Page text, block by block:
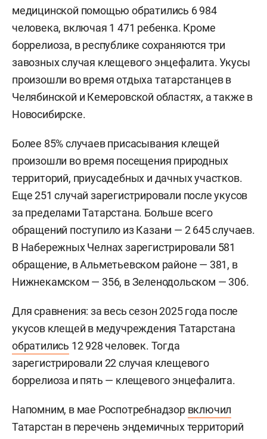
медицинской помощью обратились 6 984
человека, включая 1 471 ребенка. Кроме
боррелиоза, в республике сохраняются три
завозных случая клещевого энцефалита. Укусы
произошли во время отдыха татарстанцев в
Челябинской и Кемеровской областях, а также в
Новосибирске.
Более 85% случаев присасывания клещей
произошли во время посещения природных
территорий, приусадебных и дачных участков.
Еще 251 случай зарегистрировали после укусов
за пределами Татарстана. Больше всего
обращений поступило из Казани — 2 645 случаев.
В Набережных Челнах зарегистрировали 581
обращение, в Альметьевском районе — 381, в
Нижнекамском — 356, в Зеленодольском — 306.
Для сравнения: за весь сезон 2025 года после
укусов клещей в медучреждения Татарстана
обратились 12 928 человек. Тогда
зарегистрировали 22 случая клещевого
боррелиоза и пять — клещевого энцефалита.
Напомним, в мае Роспотребнадзор включил
Татарстан в перечень эндемичных территорий